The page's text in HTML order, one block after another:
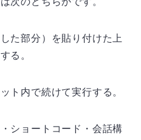
た部分）を貼り付けた上
る。
内で続けて実行する。
ショートコード・会話構